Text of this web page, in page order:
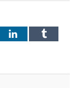
LinkedInTumblr